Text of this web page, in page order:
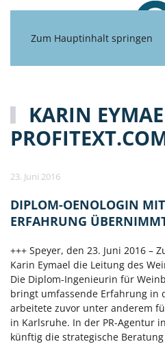
Zum Hauptinhalt springen
KARIN
23. Juni 2016
DIPLOM-OENOLOGIN
ERFAHRUNG
+++ Speyer, den 23. Juni 2016 –
Karin Eymael die Leitung des
Die Diplom-Ingenieurin für
bringt umfassende Erfahrung in
arbeitete zuvor unter anderem
in Karlsruhe. In der PR-Agentur
künftig die strategische